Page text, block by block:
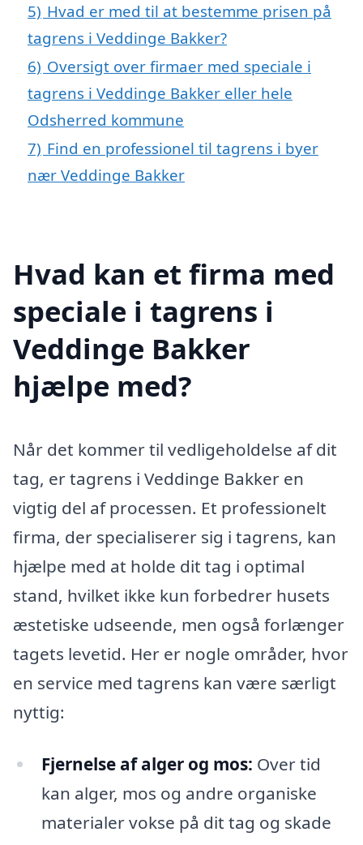
5) Hvad er med til at bestemme prisen på
tagrens i Veddinge Bakker?
6) Oversigt over firmaer med speciale i
tagrens i Veddinge Bakker eller hele
Odsherred kommune
7) Find en professionel til tagrens i byer
nær Veddinge Bakker
Hvad kan et firma med
speciale i tagrens i
Veddinge Bakker
hjælpe med?
Når det kommer til vedligeholdelse af dit
tag, er tagrens i Veddinge Bakker en
vigtig del af processen. Et professionelt
firma, der specialiserer sig i tagrens, kan
hjælpe med at holde dit tag i optimal
stand, hvilket ikke kun forbedrer husets
æstetiske udseende, men også forlænger
tagets levetid. Her er nogle områder, hvor
en service med tagrens kan være særligt
nyttig:
Fjernelse af alger og mos: Over tid
kan alger, mos og andre organiske
materialer vokse på dit tag og skade